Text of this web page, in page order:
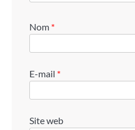
Nom *
E-mail *
Site web